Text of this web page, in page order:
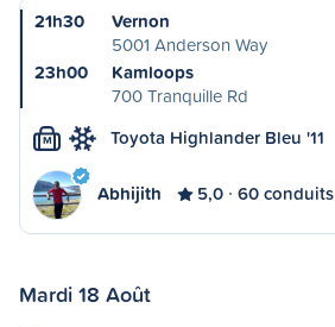
21h30
Vernon
5001 Anderson Way
23h00
Kamloops
700 Tranquille Rd
M Toyota Highlander Bleu '11
Abhijith 5,0 60 conduits
Mardi 18 Août